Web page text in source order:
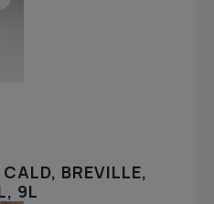
BREVILLE,
9L